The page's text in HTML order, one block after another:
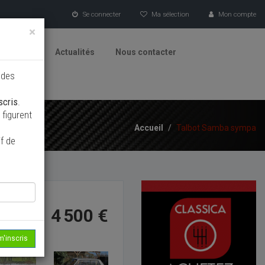
Se connecter Ma sélection Mon compte
Actualités Nous contacter
Accueil / Talbot Samba sympa
4 500 €
×
.
de